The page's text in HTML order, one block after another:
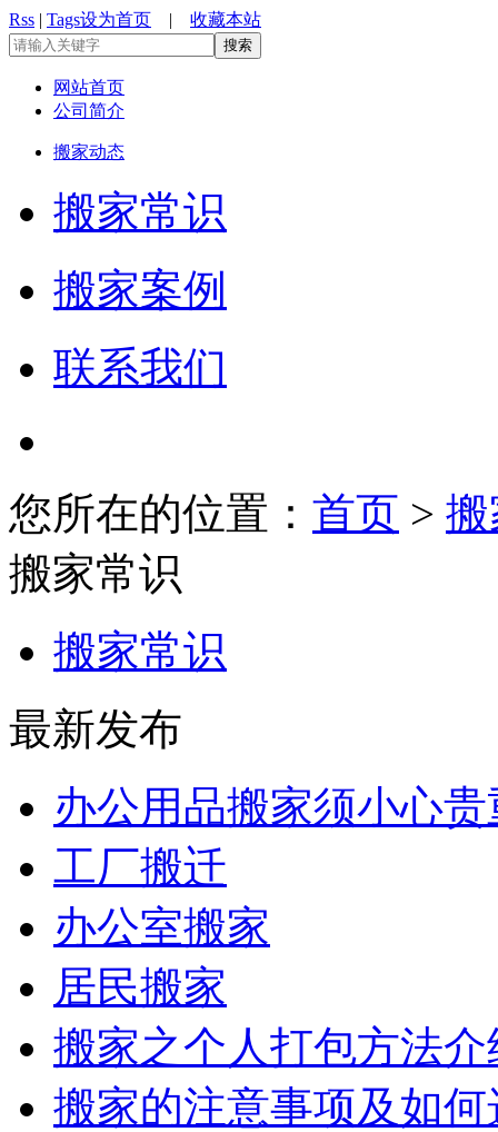
Rss | Tags设为首页 | 收藏本站
网站首页
公司简介
搬家动态
搬家常识
搬家案例
联系我们
您所在的位置： 首页 >
搬家常识
搬家常识
最新发布
办公用品搬家须小心
工厂搬迁
办公室搬家
居民搬家
搬家之个人打包方法
搬家的注意事项及如